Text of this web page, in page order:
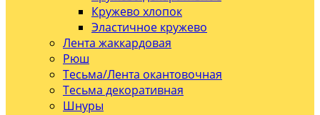
Кружево хлопок
Эластичное кружево
Лента жаккардовая
Рюш
Тесьма/Лента окантовочная
Тесьма декоративная
Шнуры